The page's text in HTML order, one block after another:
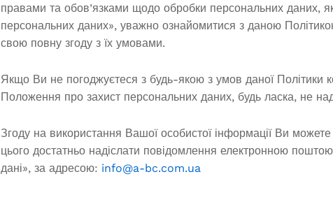
правами та обов’язками щодо обробки персональних даних,
персональних даних», уважно ознайомитися з даною
свою повну згоду з їх умовами.
Якщо Ви не погоджуєтеся з будь-якою з умов даної Політики
Положення про захист персональних даних, будь ласка, не
Згоду на використання Вашої особистої інформації Ви
цього достатньо надіслати повідомлення електронною
дані», за адресою: info@a-bc.com.ua